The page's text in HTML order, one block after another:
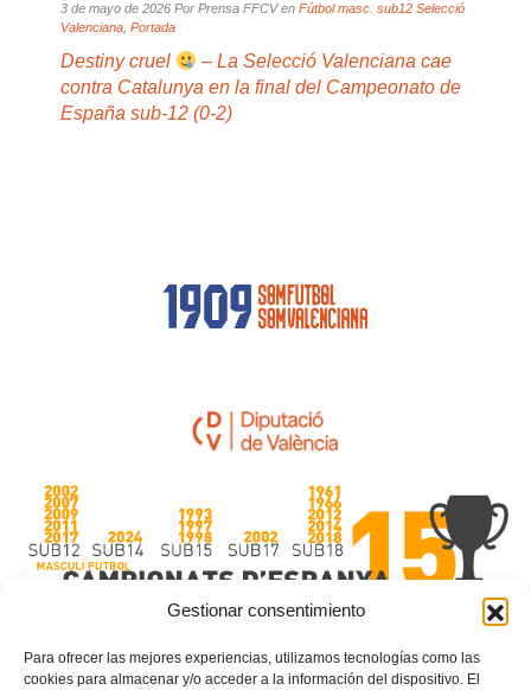
Gestionar consentimiento
Para ofrecer las mejores experiencias, utilizamos tecnologías como las
cookies para almacenar y/o acceder a la información del dispositivo. El
3 de mayo de 2026 Por Prensa FFCV enFútbol masc. sub12 Selecció
Valenciana ,Portada
Destiny cruel
– La Selecció Valenciana cae
contra Catalunya en la final del Campeonato de
España sub-12 (0-2)